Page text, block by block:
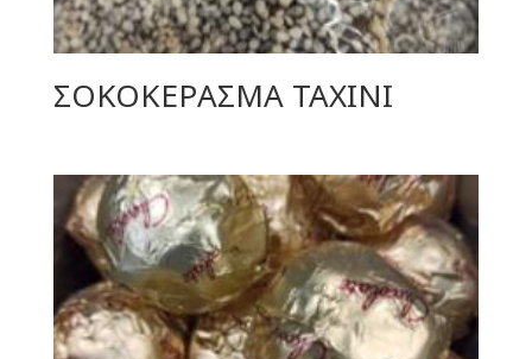
ΣΟΚΟΚΕΡΑΣΜΑ ΤΑΧΙΝΙ